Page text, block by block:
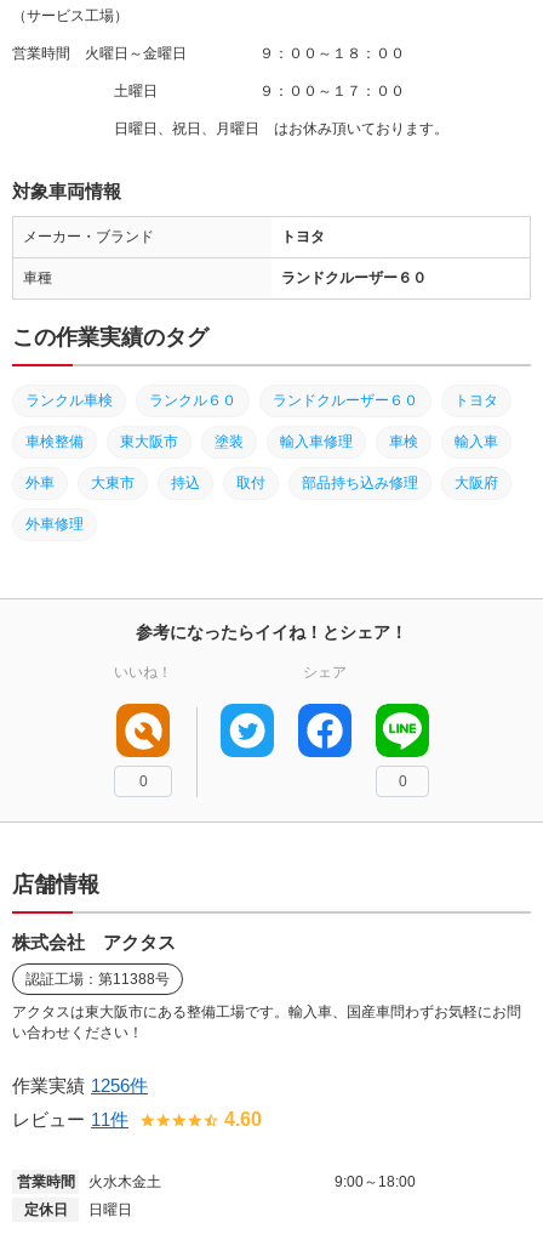
（サービス工場）
営業時間 火曜日～金曜日 ９：００～１８：００
土曜日 ９：００～１７：００
日曜日、祝日、月曜日 はお休み頂いております。
対象車両情報
メーカー・ブランド トヨタ
車種 ランドクルーザー６０
この作業実績のタグ
ランクル車検 ランクル６０ ランドクルーザー６０ トヨタ
車検整備 東大阪市 塗装 輸入車修理 車検 輸入車
外車 大東市 持込 取付 部品持ち込み修理 大阪府
外車修理
参考になったらイイね！とシェア！
いいね！
0
シェア
0
店舗情報
株式会社 アクタス
認証工場：第11388号
アクタスは東大阪市にある整備工場です。輸入車、国産車問わずお気軽にお問
い合わせください！
作業実績 1256件
レビュー 11件 4.60
営業時間 火水木金土
9:00～18:00
定休日
日曜日